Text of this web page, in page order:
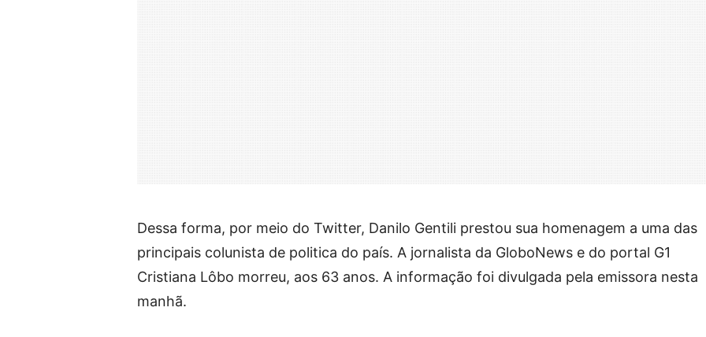
Dessa forma, por meio do Twitter, Danilo Gentili prestou sua homenagem a uma das
principais colunista de politica do país. A jornalista da GloboNews e do portal G1
Cristiana Lôbo morreu, aos 63 anos. A informação foi divulgada pela emissora nesta
manhã.